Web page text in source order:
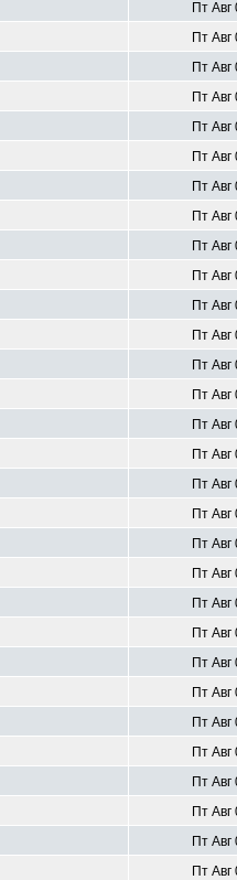
Пт Авг
Пт Авг
Пт Авг
Пт Авг
Пт Авг
Пт Авг
Пт Авг
Пт Авг
Пт Авг
Пт Авг
Пт Авг
Пт Авг
Пт Авг
Пт Авг
Пт Авг
Пт Авг
Пт Авг
Пт Авг
Пт Авг
Пт Авг
Пт Авг
Пт Авг
Пт Авг
Пт Авг
Пт Авг
Пт Авг
Пт Авг
Пт Авг
Пт Авг
Пт Авг